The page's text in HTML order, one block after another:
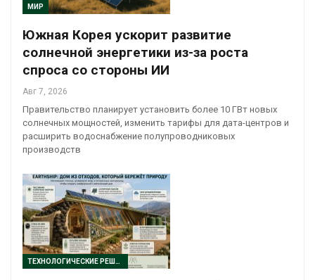
МИР
Южная Корея ускорит развитие
солнечной энергетики из-за роста
спроса со стороны ИИ
Авг 7, 2026
Правительство планирует установить более 10 ГВт новых
солнечных мощностей, изменить тарифы для дата-центров и
расширить водоснабжение полупроводниковых
производств
ТЕХНОЛОГИЧЕСКИЕ РЕШЕНИЯ